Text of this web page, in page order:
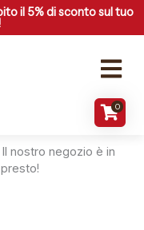
il 5% di sconto sul tuo
Menu
0
nostro negozio è in